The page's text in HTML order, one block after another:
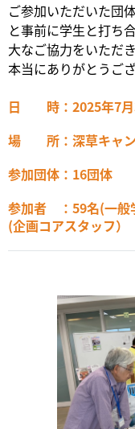
ご参加いただいた団
と事前に学生と打ち
大なご協力をいただ
本当にありがとうご
日 時：2025年7月
場 所：深草キャン
参加団体：16団体
参加者 ：59名(一般
(企画コアスタッフ）